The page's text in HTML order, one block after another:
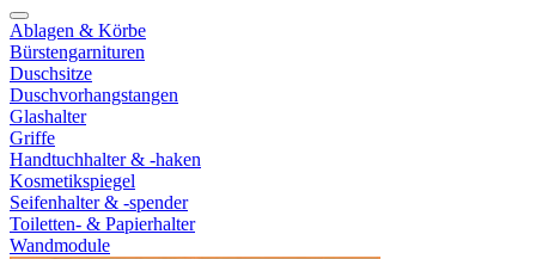
Ablagen & Körbe
Bürstengarnituren
Duschsitze
Duschvorhangstangen
Glashalter
Griffe
Handtuchhalter & -haken
Kosmetikspiegel
Seifenhalter & -spender
Toiletten- & Papierhalter
Wandmodule